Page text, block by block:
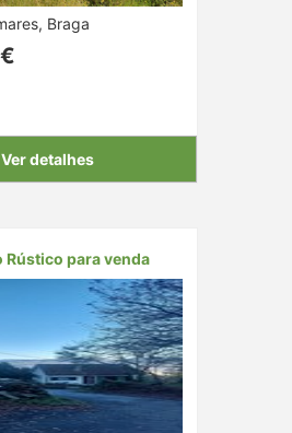
Braga
Ver detalhes
Rústico para venda